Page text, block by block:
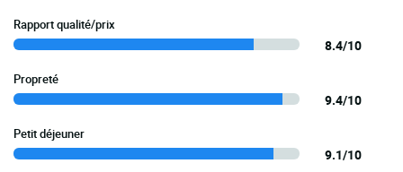
Rapport qualité/prix
8.4/10
Propreté
9.4/10
Petit déjeuner
9.1/10